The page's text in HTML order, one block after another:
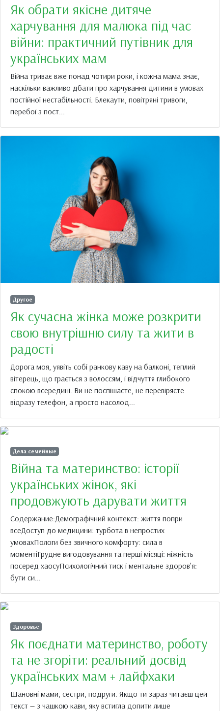
Як обрати якісне дитяче
харчування для малюка під час
війни: практичний путівник для
українських мам
Війна триває вже понад чотири роки, і кожна мама знає,
наскільки важливо дбати про харчування дитини в умовах
постійної нестабільності. Блекаути, повітряні тривоги,
перебої з пост...
Другое
Як сучасна жінка може розкрити
свою внутрішню силу та жити в
радості
Дорога моя, уявіть собі ранкову каву на балконі, теплий
вітерець, що грається з волоссям, і відчуття глибокого
спокою всередині. Ви не поспішаєте, не перевіряєте
відразу телефон, а просто насолод...
Дела семейные
Війна та материнство: історії
українських жінок, які
продовжують дарувати життя
Содержание:Демографічний контекст: життя попри
всеДоступ до медицини: турбота в непростих
умовахПологи без звичного комфорту: сила в
моментіГрудне вигодовування та перші місяці: ніжність
посеред хаосуПсихологічний тиск і ментальне здоров’я:
бути си...
Здоровье
Як поєднати материнство, роботу
та не згоріти: реальний досвід
українських мам + лайфхаки
Шановні мами, сестри, подруги. Якщо ти зараз читаєш цей
текст — з чашкою кави, яку встигла допити лише